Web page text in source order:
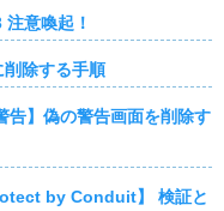
意喚起！
除する手順
】偽の警告画面を削除す
by Conduit】 検証と